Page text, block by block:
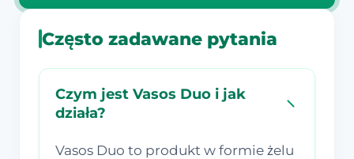
Często zadawane pytania
Czym jest Vasos Duo i jak
działa?
Vasos Duo to produkt w formie żelu